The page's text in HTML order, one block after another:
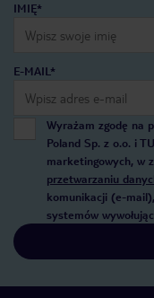
IMIĘ*
E-MAIL*
Wyrażam zgodę na
Poland Sp. z o.o. i
marketingowych, w
przetwarzaniu
komunikacji (e-
systemów